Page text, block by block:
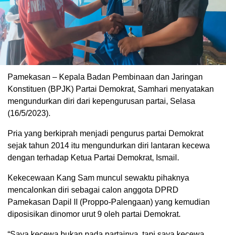
Pamekasan – Kepala Badan Pembinaan dan Jaringan
Konstituen (BPJK) Partai Demokrat, Samhari menyatakan
mengundurkan diri dari kepengurusan partai, Selasa
(16/5/2023).
Pria yang berkiprah menjadi pengurus partai Demokrat
sejak tahun 2014 itu mengundurkan diri lantaran kecewa
dengan terhadap Ketua Partai Demokrat, Ismail.
Kekecewaan Kang Sam muncul sewaktu pihaknya
mencalonkan diri sebagai calon anggota DPRD
Pamekasan Dapil II (Proppo-Palengaan) yang kemudian
diposisikan dinomor urut 9 oleh partai Demokrat.